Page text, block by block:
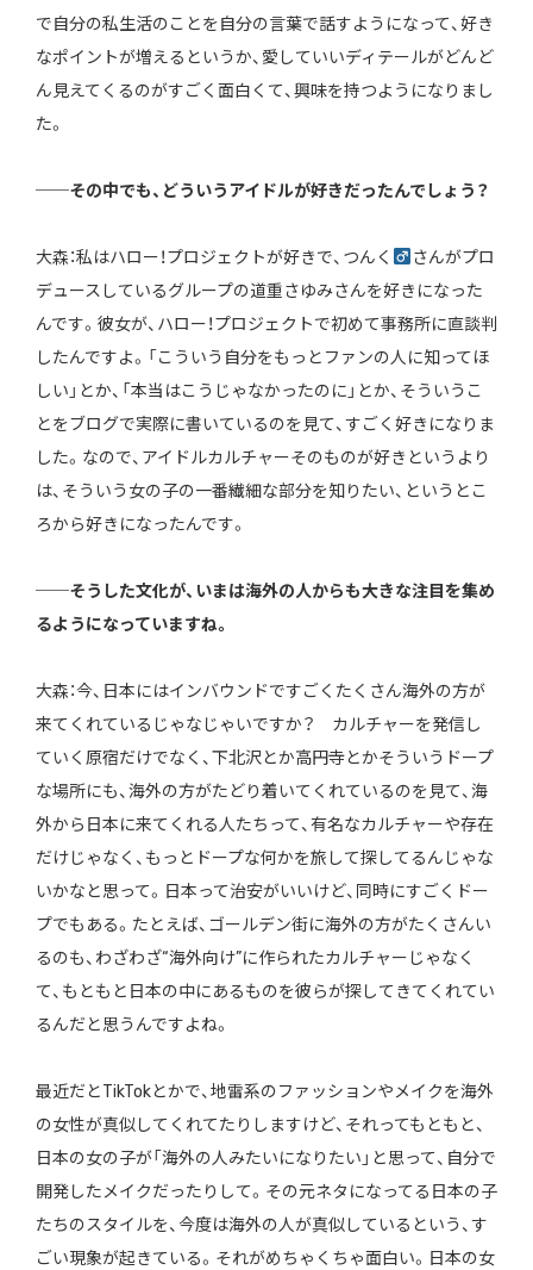
で自分の私生活のことを自分の言葉で話すようになって、好き
なポイントが増えるというか、愛していいディテールがどんど
ん見えてくるのがすごく面白くて、興味を持つようになりまし
た。
──その中でも、どういうアイドルが好きだったんでしょう？
大森：私はハロー！プロジェクトが好きで、つんく
さんがプロ
デュースしているグループの道重さゆみさんを好きになった
んです。彼女が、ハロー！プロジェクトで初めて事務所に直談判
したんですよ。「こういう自分をもっとファンの人に知ってほ
しい」とか、「本当はこうじゃなかったのに」とか、そういうこ
とをブログで実際に書いているのを見て、すごく好きになりま
した。なので、アイドルカルチャーそのものが好きというより
は、そういう女の子の一番繊細な部分を知りたい、というとこ
ろから好きになったんです。
──そうした文化が、いまは海外の人からも大きな注目を集め
るようになっていますね。
大森：今、日本にはインバウンドですごくたくさん海外の方が
来てくれているじゃなじゃいですか？ カルチャーを発信し
ていく原宿だけでなく、下北沢とか高円寺とかそういうドープ
な場所にも、海外の方がたどり着いてくれているのを見て、海
外から日本に来てくれる人たちって、有名なカルチャーや存在
だけじゃなく、もっとドープな何かを旅して探してるんじゃな
いかなと思って。日本って治安がいいけど、同時にすごくドー
プでもある。たとえば、ゴールデン街に海外の方がたくさんい
るのも、わざわざ“海外向け”に作られたカルチャーじゃなく
て、もともと日本の中にあるものを彼らが探してきてくれてい
るんだと思うんですよね。
最近だとTikTokとかで、地雷系のファッションやメイクを海外
の女性が真似してくれてたりしますけど、それってもともと、
日本の女の子が「海外の人みたいになりたい」と思って、自分で
開発したメイクだったりして。その元ネタになってる日本の子
たちのスタイルを、今度は海外の人が真似しているという、す
ごい現象が起きている。それがめちゃくちゃ面白い。日本の女